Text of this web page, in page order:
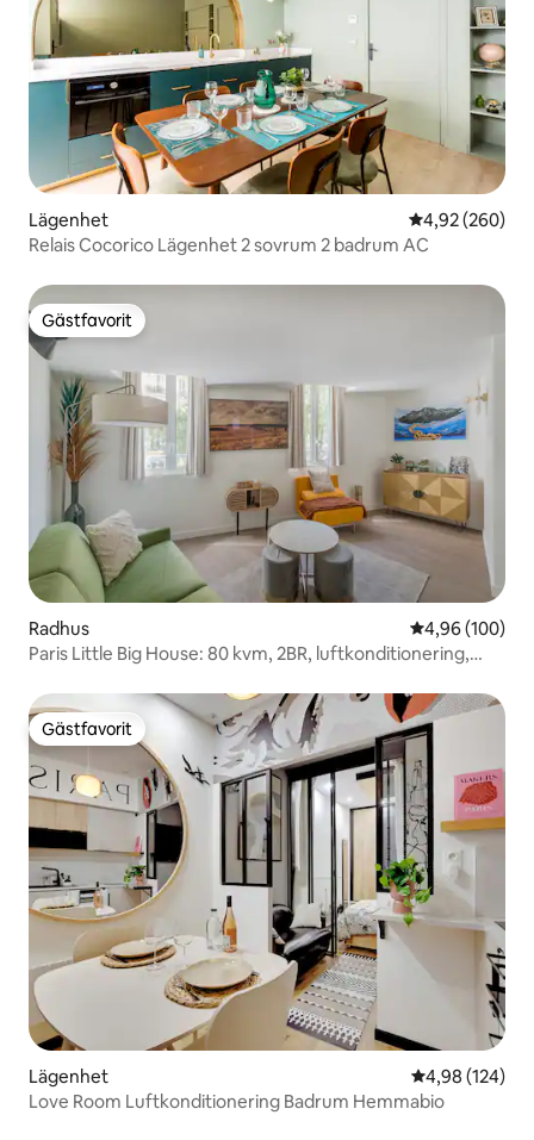
Lägenhet 4,92 av 5 i
4,92 (260)
Relais Cocorico Lägenhet 2 sovrum 2 badrum AC
Gästfavorit
Gästfavorit
Radhus 4,96 av 5 i
4,96 (100)
Paris Little Big House: 80 kvm, 2BR, luftkonditionering,
Gästfavorit
Gästfavorit
Lägenhet 4,98 av 5 i
4,98 (124)
Love Room Luftkonditionering Badrum Hemmabio